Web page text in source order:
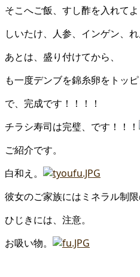
そこへご飯、すし酢を入れて
しいたけ、人参、インゲン、
あとは、盛り付けてから、
も一度デンブを錦糸卵をトッピ
で、完成です！！！！
チラシ寿司は完璧、です！！！
ご紹介です。
白和え。
彼女のご家族にはミネラル制
ひじきには、注意。
お吸い物。